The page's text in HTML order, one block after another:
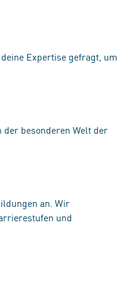
Expertise gefragt, um
besonderen Welt der
an. Wir
und